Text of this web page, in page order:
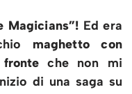
Magicians”! Ed era
maghetto con
che non mi
di una saga su